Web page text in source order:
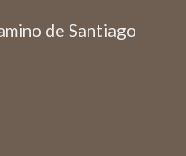
de Santiago